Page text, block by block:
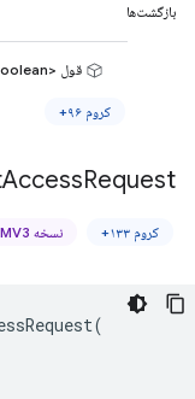
بازگشت‌ها
قول <boolean>
کروم ۹۶+
AccessRequest(
کروم ۱۳۳+ نسخه MV3+
(